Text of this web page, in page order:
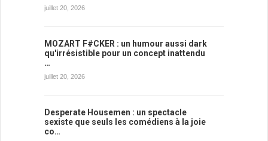
juillet 20, 2026
MOZART F#CKER : un humour aussi dark
qu'irrésistible pour un concept inattendu
…
juillet 20, 2026
Desperate Housemen : un spectacle
sexiste que seuls les comédiens à la joie
co…